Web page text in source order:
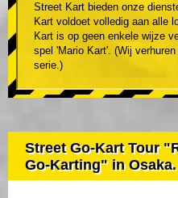
Street Kart bieden onze
Kart voldoet volledig aan alle
Kart is op geen enkele wijze
spel 'Mario Kart'. (Wij
serie.)
Street Go-Kart Tour
Go-Karting" in Osaka.